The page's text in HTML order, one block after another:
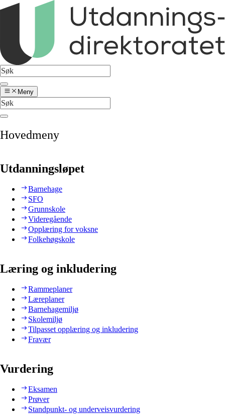
Meny
Hovedmeny
Utdanningsløpet
Barnehage
SFO
Grunnskole
Videregående
Opplæring for voksne
Folkehøgskole
Læring og inkludering
Rammeplaner
Læreplaner
Barnehagemiljø
Skolemiljø
Tilpasset opplæring og inkludering
Fravær
Vurdering
Eksamen
Prøver
Standpunkt- og underveisvurdering